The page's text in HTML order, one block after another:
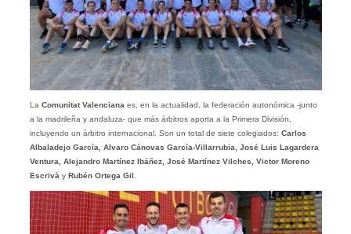
La Comunitat Valencianaes, en la actualidad, la federación autonómica -junto
a la madrileña y andaluza- que más árbitros aporta a la Primera División,
incluyendo un árbitro internacional. Son un total de siete colegiados: Carlos
Albaladejo García, Alvaro Cánovas García-Villarrubia, José Luis Lagardera
Ventura, Alejandro Martínez Ibáñez, José Martínez Vilches, Victor Moreno
Escrivày Rubén Ortega Gil .